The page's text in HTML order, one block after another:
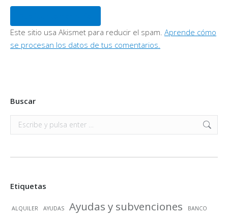
Este sitio usa Akismet para reducir el spam. Aprende cómo
se procesan los datos de tus comentarios.
Buscar
Buscar:
Etiquetas
ALQUILER AYUDAS Ayudas y subvenciones BANCO